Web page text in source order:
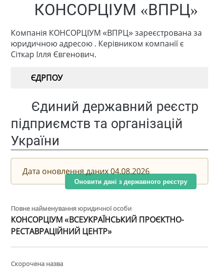
КОНСОРЦІУМ «ВПРЦ»
Компанія КОНСОРЦІУМ «ВПРЦ» зареєстрована за
юридичною адресою . Керівником компанії є
Сіткар Ілля Євгенович.
ЄДРПОУ
Єдиний державний реєстр
підприємств та організацій
України
Дата оновлення даних 04.08.2026
Оновити дані з державного реєстру
Повне найменування юридичної особи
КОНСОРЦІУМ «ВСЕУКРАЇНСЬКИЙ ПРОЄКТНО-
РЕСТАВРАЦІЙНИЙ ЦЕНТР»
Скорочена назва